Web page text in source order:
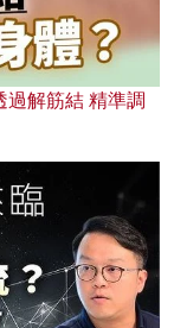
過解筋結 精準調